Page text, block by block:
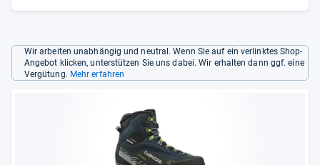
Wir arbeiten unabhängig und neutral. Wenn Sie auf ein verlinktes Shop-
Angebot klicken, unterstützen Sie uns dabei. Wir erhalten dann ggf. eine
Vergütung. Mehr erfahren